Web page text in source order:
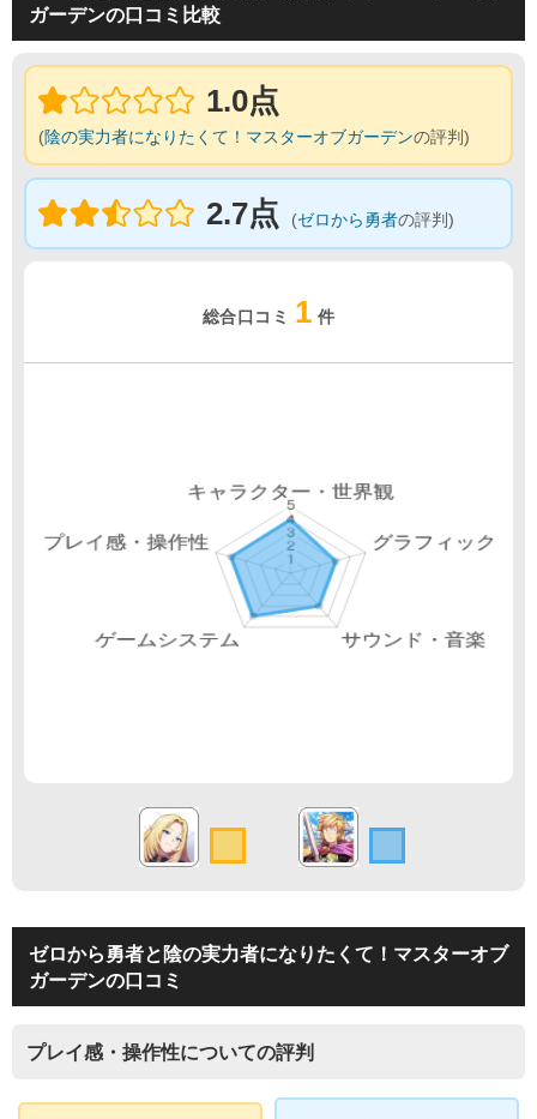
ガーデンの口コミ比較
1.0点
(陰の実力者になりたくて！マスターオブガーデンの評判)
2.7点 (ゼロから勇者の評判)
総合口コミ 1 件
ゼロから勇者と陰の実力者になりたくて！マスターオブ
ガーデンの口コミ
プレイ感・操作性についての評判